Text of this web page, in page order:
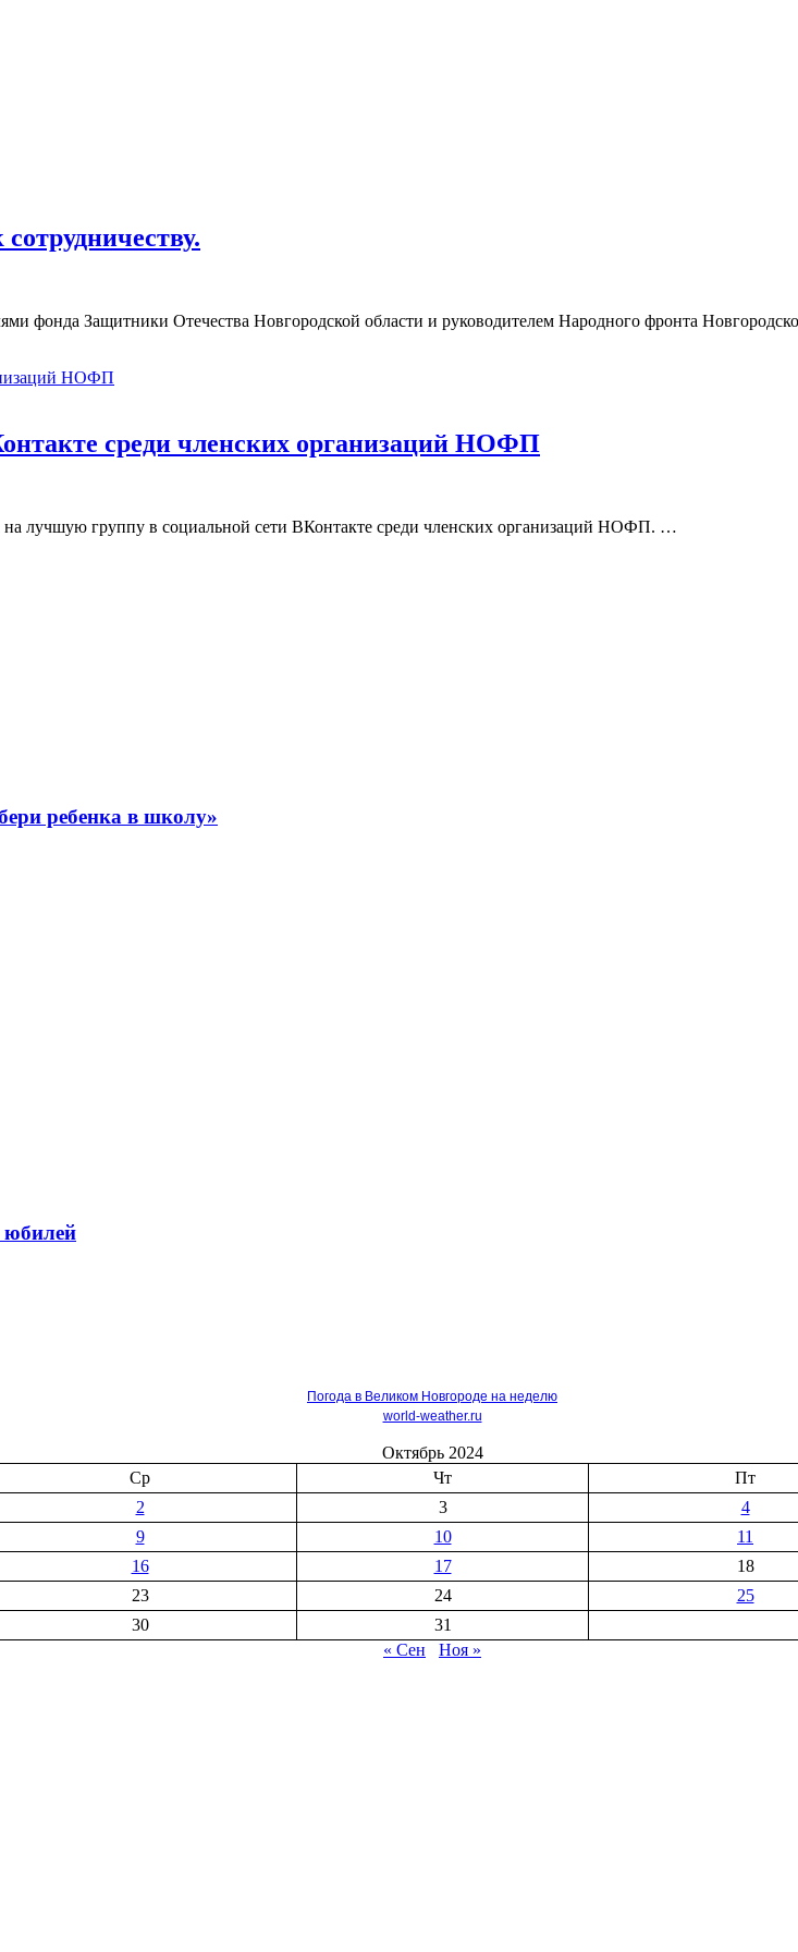
фонда Защитники Отечества Новгородской области и руководителем Народного фронта
среди членских организаций НОФП
лучшую группу в социальной сети ВКонтакте среди членских организаций НОФП. …
ребенка в школу»
юбилей
Погода в Великом Новгороде на неделю
world-weather.ru
Октябрь 2024
Ср Чт
Пт
2 3
4
9 10
11
16 17
18
23 24
25
30
31
« Сен
Ноя »